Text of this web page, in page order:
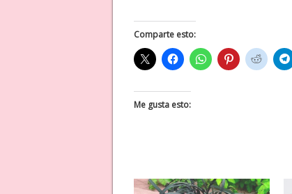
Comparte esto:
Me gusta esto: